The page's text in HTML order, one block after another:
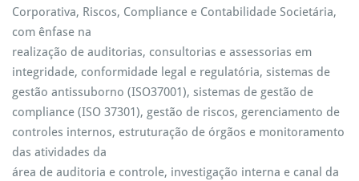
Corporativa, Riscos, Compliance e Contabilidade Societária,
com ênfase na
realização de auditorias, consultorias e assessorias em
integridade, conformidade legal e regulatória, sistemas de
gestão antissuborno (ISO37001), sistemas de gestão de
compliance (ISO 37301), gestão de riscos, gerenciamento de
controles internos, estruturação de órgãos e monitoramento
das atividades da
área de auditoria e controle, investigação interna e canal da